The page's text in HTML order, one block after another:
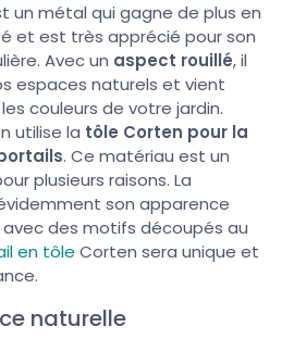
un métal qui gagne de plus en
et est très apprécié pour son
Avec un aspect rouillé, il
espaces naturels et vient
couleurs de votre jardin.
utilise la tôle Corten pour la
. Ce matériau est un
plusieurs raisons. La
son apparence
des motifs découpés au
en tôle Corten sera unique et
naturelle